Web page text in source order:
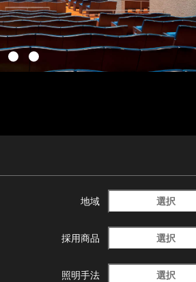
地域 選択
採用商品 選択
照明手法 選択